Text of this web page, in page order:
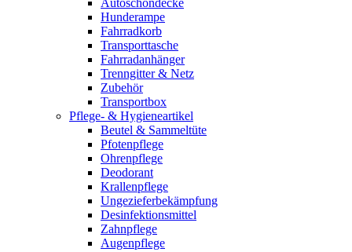
Autoschondecke
Hunderampe
Fahrradkorb
Transporttasche
Fahrradanhänger
Trenngitter & Netz
Zubehör
Transportbox
Pflege- & Hygieneartikel
Beutel & Sammeltüte
Pfotenpflege
Ohrenpflege
Deodorant
Krallenpflege
Ungezieferbekämpfung
Desinfektionsmittel
Zahnpflege
Augenpflege